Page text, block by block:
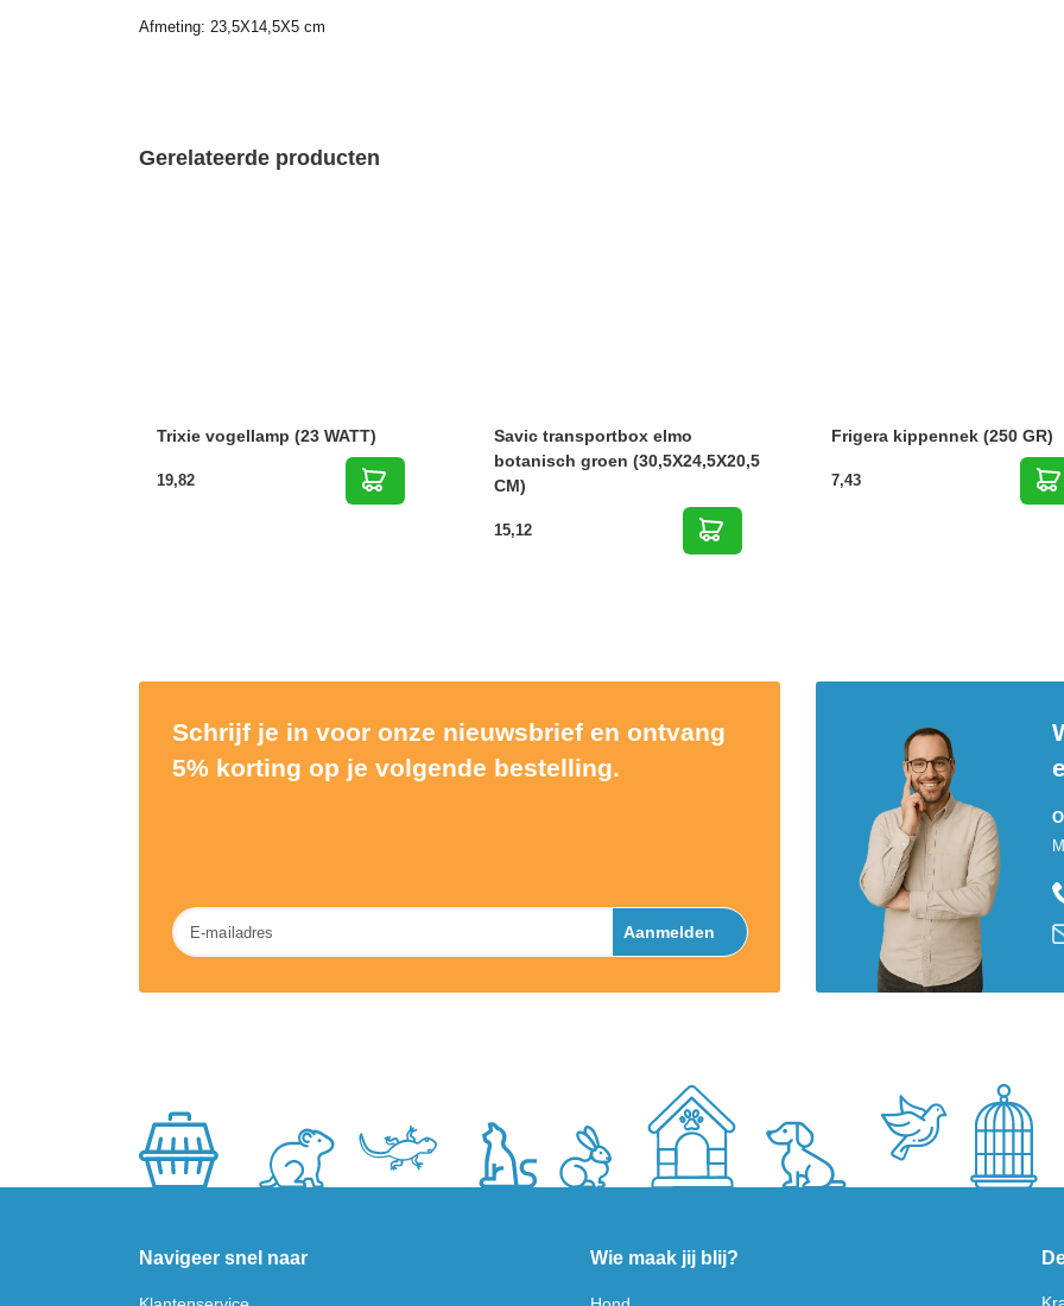
Afmeting: 23,5X14,5X5 cm
Gerelateerde producten
Trixie vogellamp (23 WATT)
19,82
Savic transportbox elmo
botanisch groen (30,5X24,5X20,5
CM)
15,12
Frigera kippennek (250 GR)
7,43
Schrijf je in voor onze nieuwsbrief en ontvang
5% korting op je volgende bestelling.
Nieuwsbrief Aanmelden
Navigeer snel naar Wie maak jij blij?